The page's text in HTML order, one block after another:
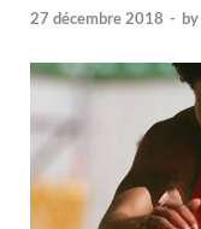
27 décembre 2018 - by